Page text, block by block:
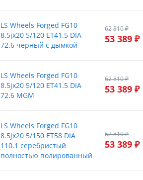
LS Wheels Forged FG10
8.5jx20 5/120 ET41.5 DIA
72.6 черный с дымкой
62 810 ₽
53 389 ₽
LS Wheels Forged FG10
8.5jx20 5/120 ET41.5 DIA
72.6 MGM
62 810 ₽
53 389 ₽
LS Wheels Forged FG10
8.5jx20 5/150 ET58 DIA
110.1 серебристый
полностью полированный
62 810 ₽
53 389 ₽